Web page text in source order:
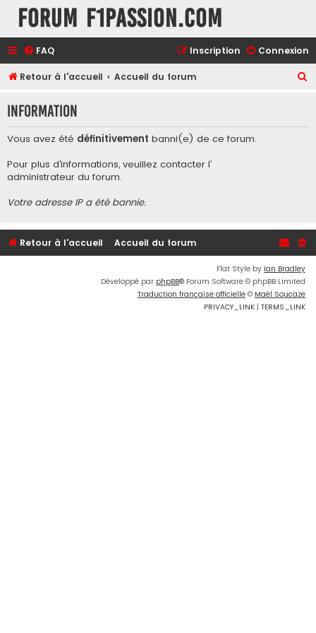
Forum F1Passion.com
FAQ Connexion
Inscription
Retour à l'accueil Accueil du forum
h
Information
Vous avez été définitivement banni(e) de ce forum.
Pour plus d’informations, veuillez contacter l’
administrateur du forum.
Votre adresse IP a été bannie.
Retour à l'accueil Accueil du forum
Flat Style by Ian Bradley
Développé par phpBB® Forum Software © phpBB Limited
Traduction française officielle © Maël Soucaze
PRIVACY_LINK | TERMS_LINK